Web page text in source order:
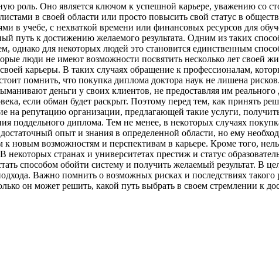
роль. Оно является ключом к успешной карьере, уважению со
в своей области или просто повысить свой статус в
в учебе, с нехваткой времени или финансовых ресурсов для
путь к достижению желаемого результата. Одним из таких
однако для некоторых людей это становится единственным
люди не имеют возможности посвятить несколько лет своей
карьеры. В таких случаях обращение к профессионалам,
помнить, что покупка диплома доктора наук не лишена
деньги у своих клиентов, не предоставляя им
если обман будет раскрыт. Поэтому перед тем, как принять
на репутацию организации, предлагающей такие услуги,
поддельного диплома. Тем не менее, в некоторых случаях
опыт и знания в определенной области, но ему
новым возможностям и перспективам в карьере. Кроме того,
странах и университетах престиж и статус
способом обойти систему и получить желаемый результат. В
Важно помнить о возможных рисках и последствиях такого
он может решить, какой путь выбрать в своем стремлении к